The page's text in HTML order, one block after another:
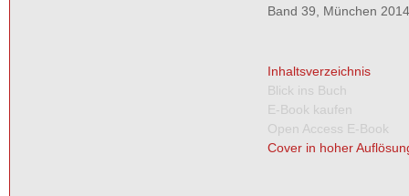
Band 39, München
Inhaltsverzeichnis
Blick ins Buch
E-Book kaufen
Open Access E-Book
Cover in hoher